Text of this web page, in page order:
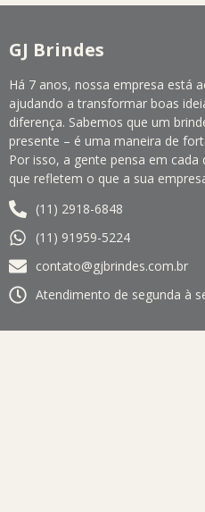
GJ Brindes
Há 7 anos, nossa empresa está
ajudando a transformar boas
diferença. Sabemos que um
presente – é uma maneira de
Por isso, a gente pensa em
que refletem o que a sua
(11) 2918-6848
(11) 91959-5224
contato@gjbrindes.com.br
Atendimento de segunda à